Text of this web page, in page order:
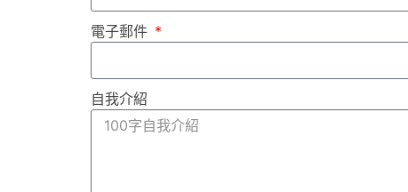
電子郵件
自我介紹